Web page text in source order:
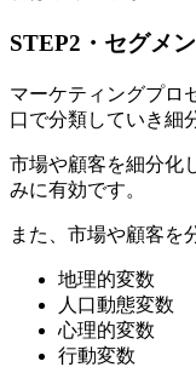
STEP2・セグメ
マーケティングプロ
口で分類していき細
市場や顧客を細分化
みに有効です。
また、市場や顧客を
地理的変数
人口動態変数
心理的変数
行動変数